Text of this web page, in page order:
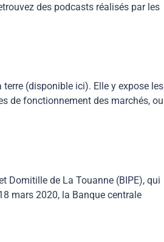
des podcasts réalisés par les
(disponible ici). Elle y expose les
de fonctionnement des marchés, ou
Domitille de La Touanne (BIPE), qui
mars 2020, la Banque centrale